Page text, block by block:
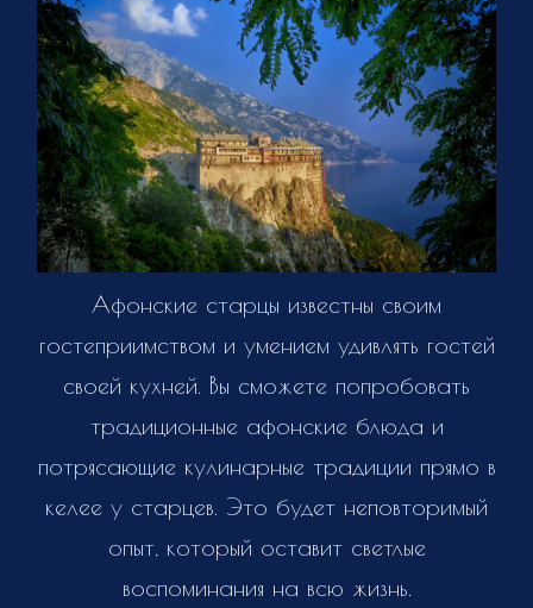
Афонские старцы известны своим
гостеприимством и умением удивлять гостей
своей кухней. Вы сможете попробовать
традиционные афонские блюда и
потрясающие кулинарные традиции прямо в
келее у старцев. Это будет неповторимый
опыт, который оставит светлые
воспоминания на всю жизнь.